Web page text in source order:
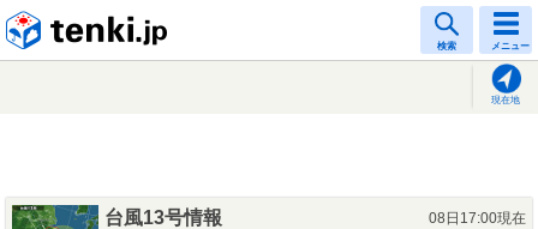
検索 メニュー
現在地
台風13号情報
08日17:00現在